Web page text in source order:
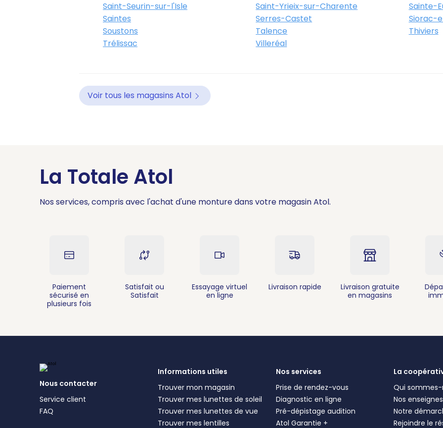
Saint-Seurin-sur-l'Isle
Saint-Yrieix-sur-Charente
Sainte-
Saintes
Serres-Castet
Siorac-
Soustons
Talence
Thiviers
Trélissac
Villeréal
Voir tous les magasins Atol
La Totale Atol
Nos services, compris avec l'achat d'une monture dans votre magasin Atol.
Paiement
sécurisé en
plusieurs fois
Satisfait ou
Satisfait
Essayage virtuel
en ligne
Livraison rapide
Livraison gratuite
en magasins
Nous contacter
Service client
FAQ
Informations utiles
Trouver mon magasin
Trouver mes lunettes de soleil
Trouver mes lunettes de vue
Trouver mes lentilles
Nos services
Prise de rendez-vous
Diagnostic en ligne
Pré-dépistage audition
Atol Garantie +
La
Qui sommes-
Nos enseignes
Notre
Rejoindre le